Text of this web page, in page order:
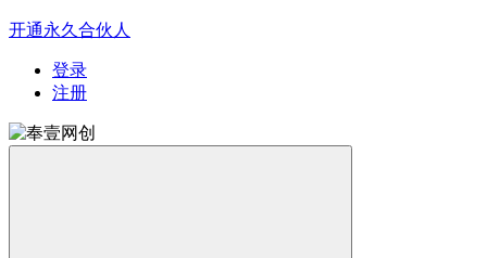
开通永久合伙人
登录
注册